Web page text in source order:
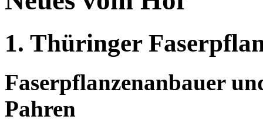
1. Thüringer
Faserpflanzenanbauer
Pahren